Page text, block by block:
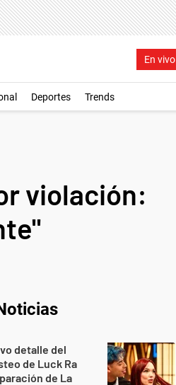
En vivo
Deportes Trends
violación:
detalle del
de Luck Ra
de La